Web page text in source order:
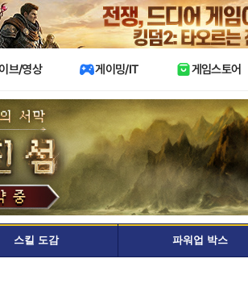
브/영상 게이밍/IT 게임스토어
스킬 도감 파워업 박스